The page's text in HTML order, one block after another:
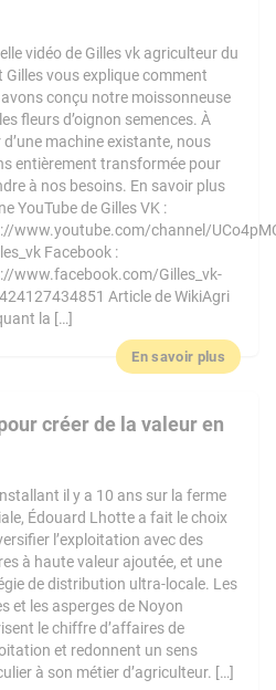
vidéo de Gilles vk agriculteur du
Gilles vous explique comment
conçu notre moissonneuse
fleurs d’oignon semences. À
machine existante, nous
entièrement transformée pour
à nos besoins. En savoir plus
YouTube de Gilles VK :
www.youtube.com/channel/
Facebook :
www.facebook.com/Gilles_vk-
Article de WikiAgri
la […]
En savoir plus
créer de la valeur en
il y a 10 ans sur la ferme
Édouard Lhotte a fait le choix
l’exploitation avec des
à haute valeur ajoutée, et une
de distribution ultra-locale. Les
et les asperges de Noyon
le chiffre d’affaires de
et redonnent un sens
à son métier d’agriculteur. […]